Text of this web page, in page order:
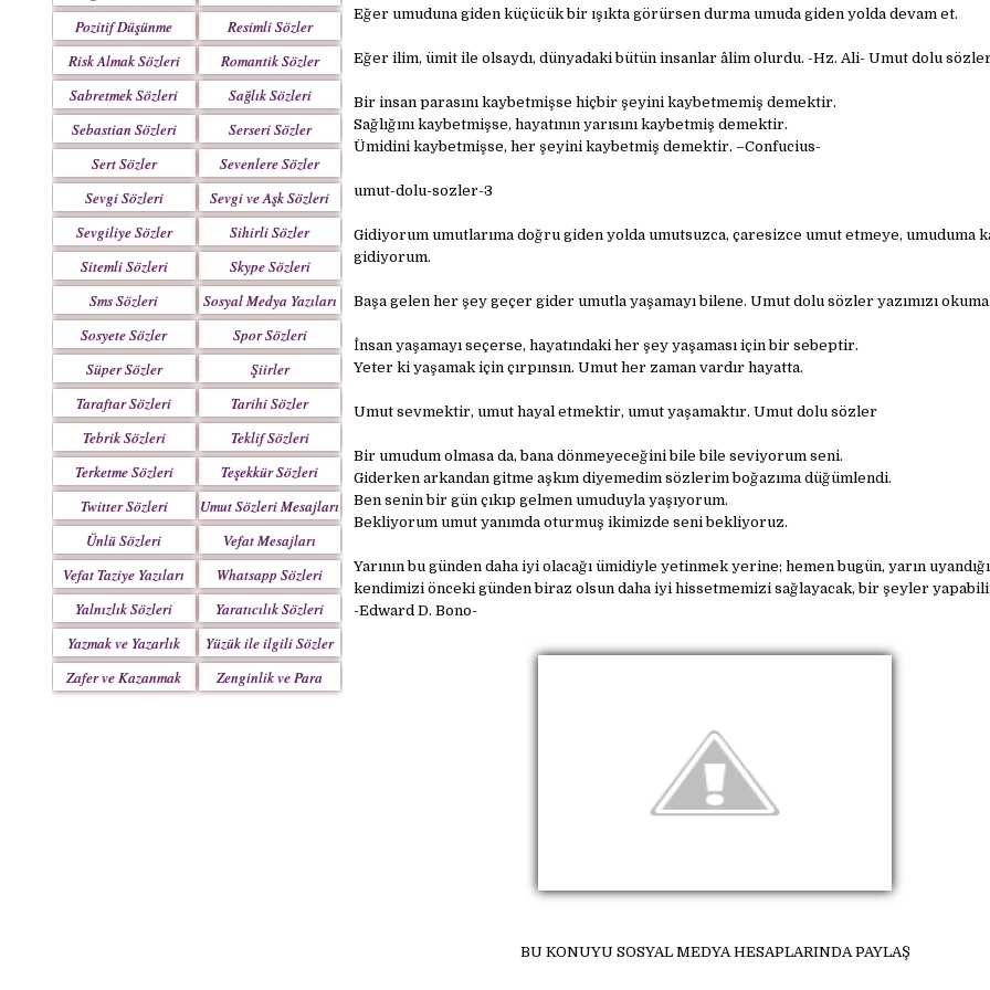
Pozitif Düşünme
Sözleri
Resimli Sözler
Risk Almak Sözleri
Romantik Sözler
Sabretmek Sözleri
Sağlık Sözleri
Sebastian Sözleri
Serseri Sözler
Sert Sözler
Sevenlere Sözler
Sevgi Sözleri
Sevgi ve Aşk Sözleri
Sevgiliye Sözler
Sihirli Sözler
Sitemli Sözleri
Skype Sözleri
Sms Sözleri
Sosyal Medya Yazıları
Sosyete Sözler
Mesajlar
Spor Sözleri
Süper Sözler
Şiirler
Taraftar Sözleri
Tarihi Sözler
Tebrik Sözleri
Teklif Sözleri
Terketme Sözleri
Teşekkür Sözleri
Twitter Sözleri
Umut Sözleri Mesajları
Ünlü Sözleri
Vefat Mesajları
Vefat Taziye Yazıları
Whatsapp Sözleri
Yalnızlık Sözleri
Yaratıcılık Sözleri
Yazmak ve Yazarlık
Sözleri
Yüzük ile ilgili Sözler
Zafer ve Kazanmak
Sözleri
Zenginlik ve Para
Sözleri
Eğer umuduna giden küçücük bir ışıkta görürsen durma umuda giden yolda devam et.
Eğer ilim, ümit ile olsaydı, dünyadaki bütün insanlar âlim olurdu. -Hz. Ali- Umut dolu sözler
Bir insan parasını kaybetmişse hiçbir şeyini kaybetmemiş demektir.
Sağlığını kaybetmişse, hayatının yarısını kaybetmiş demektir.
Ümidini kaybetmişse, her şeyini kaybetmiş demektir. –Confucius-
umut-dolu-sozler-3
Gidiyorum umutlarıma doğru giden yolda umutsuzca, çaresizce umut etmeye, umuduma
gidiyorum.
Başa gelen her şey geçer gider umutla yaşamayı bilene. Umut dolu sözler yazımızı
İnsan yaşamayı seçerse, hayatındaki her şey yaşaması için bir sebeptir.
Yeter ki yaşamak için çırpınsın. Umut her zaman vardır hayatta.
Umut sevmektir, umut hayal etmektir, umut yaşamaktır. Umut dolu sözler
Bir umudum olmasa da, bana dönmeyeceğini bile bile seviyorum seni.
Giderken arkandan gitme aşkım diyemedim sözlerim boğazıma düğümlendi.
Ben senin bir gün çıkıp gelmen umuduyla yaşıyorum.
Bekliyorum umut yanımda oturmuş ikimizde seni bekliyoruz.
Yarının bu günden daha iyi olacağı ümidiyle yetinmek yerine; hemen bugün, yarın
kendimizi önceki günden biraz olsun daha iyi hissetmemizi sağlayacak, bir şeyler
-Edward D. Bono-
BU KONUYU SOSYAL MEDYA HESAPLARINDA PAYLAŞ